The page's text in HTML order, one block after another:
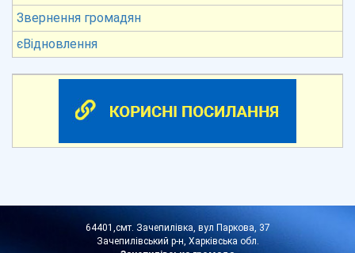
Звернення громадян
єВідновлення
64401,смт. Зачепилівка, вул Паркова, 37
Зачепилівський р-н, Харківська обл.